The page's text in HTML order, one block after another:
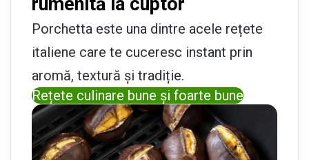
Porchetta este una dintre acele rețete
italiene care te cuceresc instant prin
aromă, textură și tradiție.
Rețete culinare bune și foarte bune